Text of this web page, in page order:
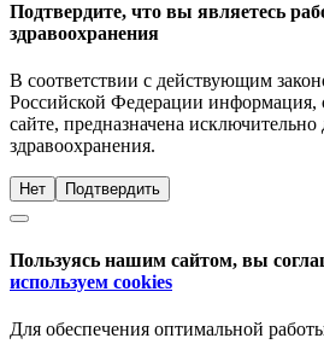
Подтвердите, что вы являетесь
здравоохранения
В соответствии с действующим
Российской Федерации информация,
сайте, предназначена
здравоохранения.
Нет Подтвердить
Пользуясь нашим сайтом, вы
используем cookies
Для обеспечения оптимальной